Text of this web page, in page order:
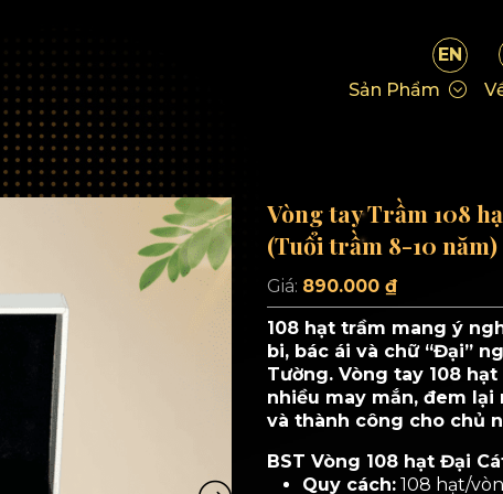
EN
Sản Phẩm
Vòng tay Trầm 108
(Tuổi trầm 8-10 năm)
Giá: 890.000 ₫
108 hạt trầm mang ý
bi, bác ái và chữ “Đại”
Tường. Vòng tay 108
nhiều may mắn, đem lại
và thành công cho chủ
BST Vòng 108 hạt Đại
Quy cách:108 hạt/